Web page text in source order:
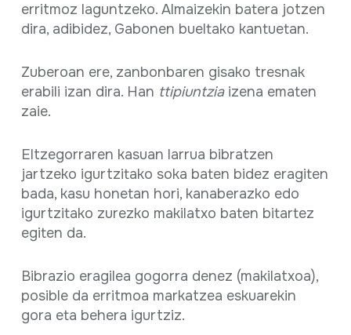
erritmoz laguntzeko. Almaizekin batera jotzen
dira, adibidez, Gabonen bueltako kantuetan.
Zuberoan ere, zanbonbaren gisako tresnak
erabili izan dira. Han ttipiuntziaizena ematen
zaie.
Eltzegorraren kasuan larrua bibratzen
jartzeko igurtzitako soka baten bidez eragiten
bada, kasu honetan hori, kanaberazko edo
igurtzitako zurezko makilatxo baten bitartez
egiten da.
Bibrazio eragilea gogorra denez (makilatxoa),
posible da erritmoa markatzea eskuarekin
gora eta behera igurtziz.